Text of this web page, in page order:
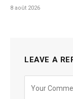
8 août 2026
LEAVE A